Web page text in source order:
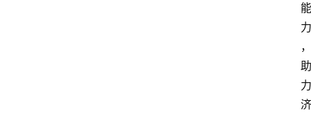
能
力
，
助
力
济